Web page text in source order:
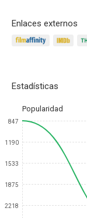
Enlaces externos
Estadísticas
Popularidad
847
1190
1533
1875
2218